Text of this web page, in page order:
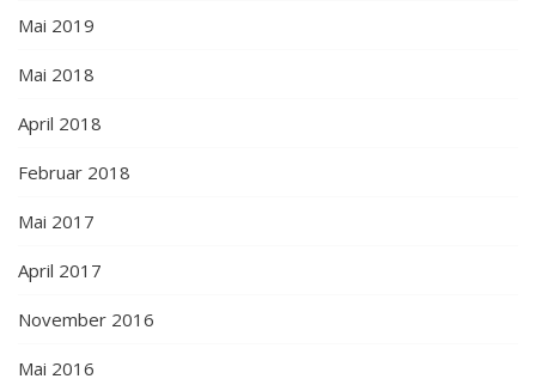
Mai 2019
Mai 2018
April 2018
Februar 2018
Mai 2017
April 2017
November 2016
Mai 2016